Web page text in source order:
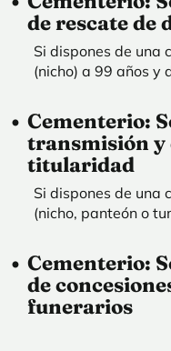
de rescate de
Si dispones de una
(nicho) a 99 años y
Cementerio:
transmisión y
titularidad
Si dispones de una
(nicho, panteón o
Cementerio:
de
funerarios